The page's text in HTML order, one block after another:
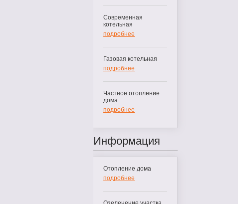
Современная
котельная
подробнее
Газовая котельная
подробнее
Частное отопление
дома
подробнее
Информация
Отопление дома
подробнее